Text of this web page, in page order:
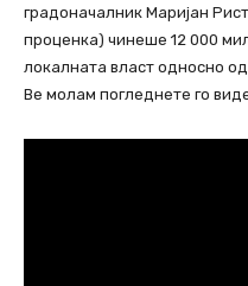
градоначалник Маријан
проценка) чинеше 12 000
локалната власт односно
Ве молам погледнете го